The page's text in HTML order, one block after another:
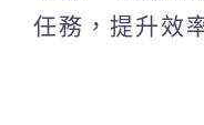
任務，提升效